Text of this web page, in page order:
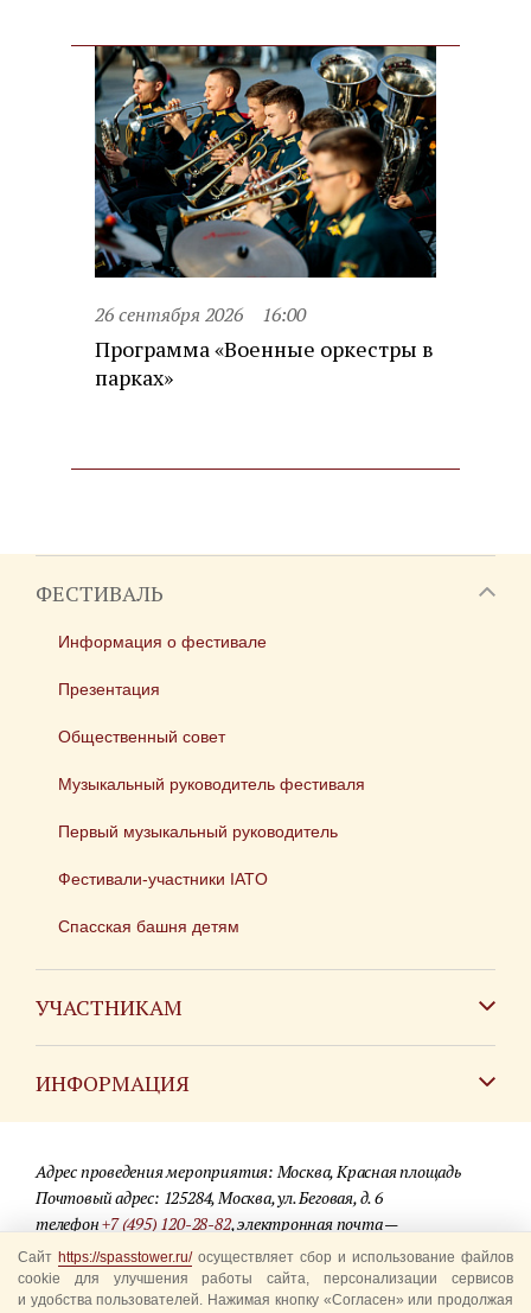
26 сентября 2026 16:00
Программа «Военные оркестры в
парках»
ФЕСТИВАЛЬ
Информация о фестивале
Презентация
Общественный совет
Музыкальный руководитель фестиваля
Первый музыкальный руководитель
Фестивали-участники IATO
Спасская башня детям
УЧАСТНИКАМ
ИНФОРМАЦИЯ
Для СМИ
Где купить билеты
Акции
Адрес проведения мероприятия: Москва, Красная площадь
Почтовый адрес: 125284, Москва, ул. Беговая, д. 6
телефон+7 (495) 120-28-82, электронная почта —
info@spasstower.ru
© 2009-2025 Официальный сайт фестиваля «Спасская башня»
Сайт https://spasstower.ru/осуществляет сбор и использование файлов
cookie для улучшения работы сайта, персонализации сервисов
и удобства пользователей. Нажимая кнопку «Согласен» или продолжая